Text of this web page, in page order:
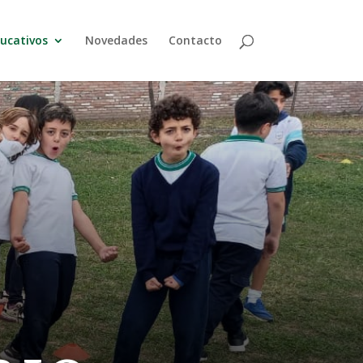
Novedades Contacto